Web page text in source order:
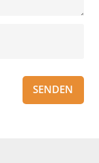
SENDEN